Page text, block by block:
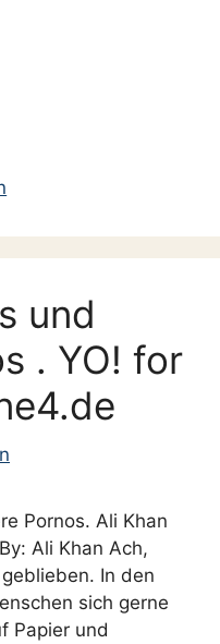
und
. YO! for
Pornos. Ali Khan
Ali Khan Ach,
In den
sich gerne
Papier und